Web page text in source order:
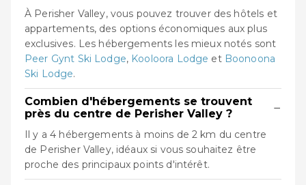
À Perisher Valley, vous pouvez trouver des hôtels et
appartements, des options économiques aux plus
exclusives. Les hébergements les mieux notés sont
Peer Gynt Ski Lodge, Kooloora Lodge et Boonoona
Ski Lodge.
Combien d'hébergements se trouvent
près du centre de Perisher Valley ?
−
Il y a 4 hébergements à moins de 2 km du centre
de Perisher Valley, idéaux si vous souhaitez être
proche des principaux points d'intérêt.